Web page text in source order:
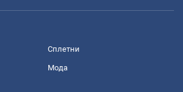
Сплетни
Мода